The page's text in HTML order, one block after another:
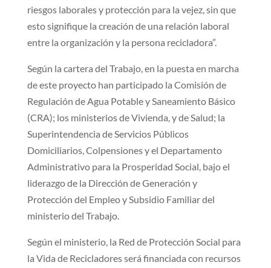
riesgos laborales y protección para la vejez, sin que
esto signifique la creación de una relación laboral
entre la organización y la persona recicladora”.
Según la cartera del Trabajo, en la puesta en marcha
de este proyecto han participado la Comisión de
Regulación de Agua Potable y Saneamiento Básico
(CRA); los ministerios de Vivienda, y de Salud; la
Superintendencia de Servicios Públicos
Domiciliarios, Colpensiones y el Departamento
Administrativo para la Prosperidad Social, bajo el
liderazgo de la Dirección de Generación y
Protección del Empleo y Subsidio Familiar del
ministerio del Trabajo.
Según el ministerio, la Red de Protección Social para
la Vida de Recicladores será financiada con recursos